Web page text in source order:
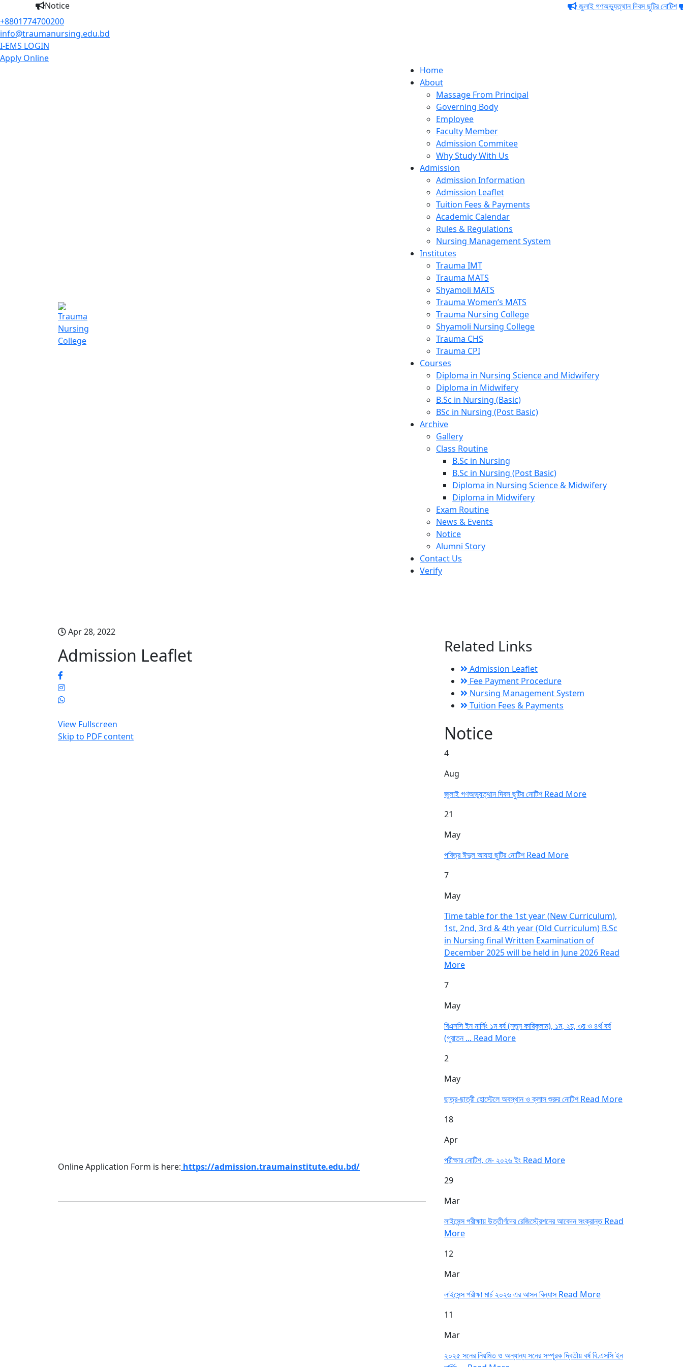
Notice জুলাই গণঅভ্যুত্থান দিবস ছুটির নোটিশ
+8801774700200
info@traumanursing.edu.bd
I-EMS LOGIN
Apply Online
Home
About
Massage From Principal
Governing Body
Employee
Faculty Member
Admission Commitee
Why Study With Us
Admission
Admission Information
Admission Leaflet
Tuition Fees & Payments
Academic Calendar
Rules & Regulations
Nursing Management System
Institutes
Trauma IMT
Trauma MATS
Shyamoli MATS
Trauma Women’s MATS
Trauma Nursing College
Shyamoli Nursing College
Trauma CHS
Trauma CPI
Courses
Diploma in Nursing Science and Midwifery
Diploma in Midwifery
B.Sc in Nursing (Basic)
BSc in Nursing (Post Basic)
Archive
Gallery
Class Routine
B.Sc in Nursing
B.Sc in Nursing (Post Basic)
Diploma in Nursing Science & Midwifery
Diploma in Midwifery
Exam Routine
News & Events
Notice
Alumni Story
Contact Us
Verify
Apr 28, 2022
Admission Leaflet
View Fullscreen
Skip to PDF content
Online Application Form is here: https://admission.traumainstitute.edu.bd/
Related Links
Admission Leaflet
Fee Payment Procedure
Nursing Management System
Tuition Fees & Payments
Notice
4
Aug
জুলাই গণঅভ্যুত্থান দিবস ছুটির নোটিশRead More
21
May
পবিত্র ঈদুল আযহা ছুটির নোটিশRead More
7
May
Time table for the 1st year (New Curriculum),
1st, 2nd, 3rd & 4th year (Old Curriculum) B.Sc
in Nursing final Written Examination of
December 2025 will be held in June 2026 Read
More
7
May
বিএসসি ইন নার্সিং ১ম বর্ষ (নতুন কারিকুলাম), ১ম, ২য়, ৩য় ও ৪র্থ বর্ষ
(পুরাতন ... Read More
2
May
ছাত্র-ছাত্রী হোস্টেলে অবস্থান ও ক্লাস শুরুর নোটিশRead More
18
Apr
পরীক্ষার নোটিশ, মে- ২০২৬ ইং Read More
29
Mar
লাইসেন্স পরীক্ষায় উত্তীর্ণদের রেজিস্ট্রেশনের আবেদন সংক্রান্তRead
More
12
Mar
লাইসেন্স পরীক্ষা মার্চ ২০২৬ এর আসন বিন্যাসRead More
11
Mar
২০২৫ সনের নিয়মিত ও অন্যান্য সনের সম্পূরক দ্বিতীয় বর্ষ বি.এসসি ইন